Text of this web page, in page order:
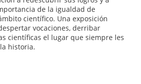
de la igualdad de
científico. Una exposición
vocaciones, derribar
científicas el lugar que siempre les
historia.